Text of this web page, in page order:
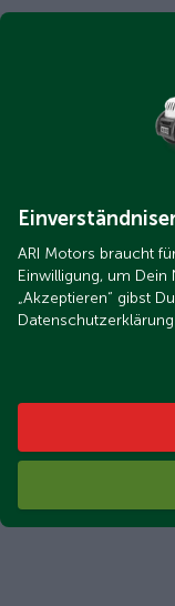
ARI Motors braucht
Einwilligung, um
„Akzeptieren“ gibst